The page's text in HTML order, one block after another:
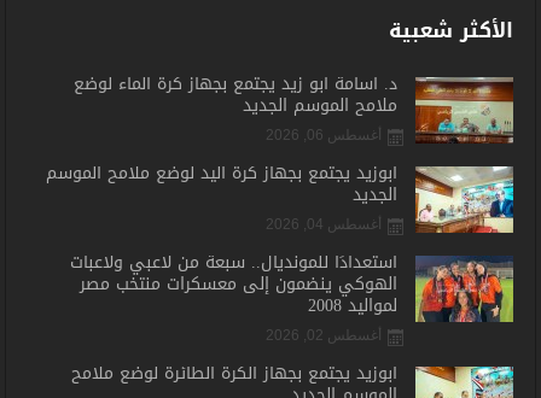
الأكثر شعبية
د. أسامة أبو زيد يجتمع بجهاز كرة الماء لوضع
ملامح الموسم الجديد
أغسطس 06, 2026
أبوزيد يجتمع بجهاز كرة اليد لوضع ملامح الموسم
الجديد
أغسطس 04, 2026
استعدادًا للمونديال.. سبعة من لاعبي ولاعبات
الهوكي ينضمون إلى معسكرات منتخب مصر
لمواليد 2008
أغسطس 02, 2026
أبوزيد يجتمع بجهاز الكرة الطائرة لوضع ملامح